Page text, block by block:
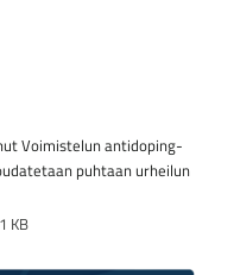
Voimistelun antidoping-
puhtaan urheilun
KB